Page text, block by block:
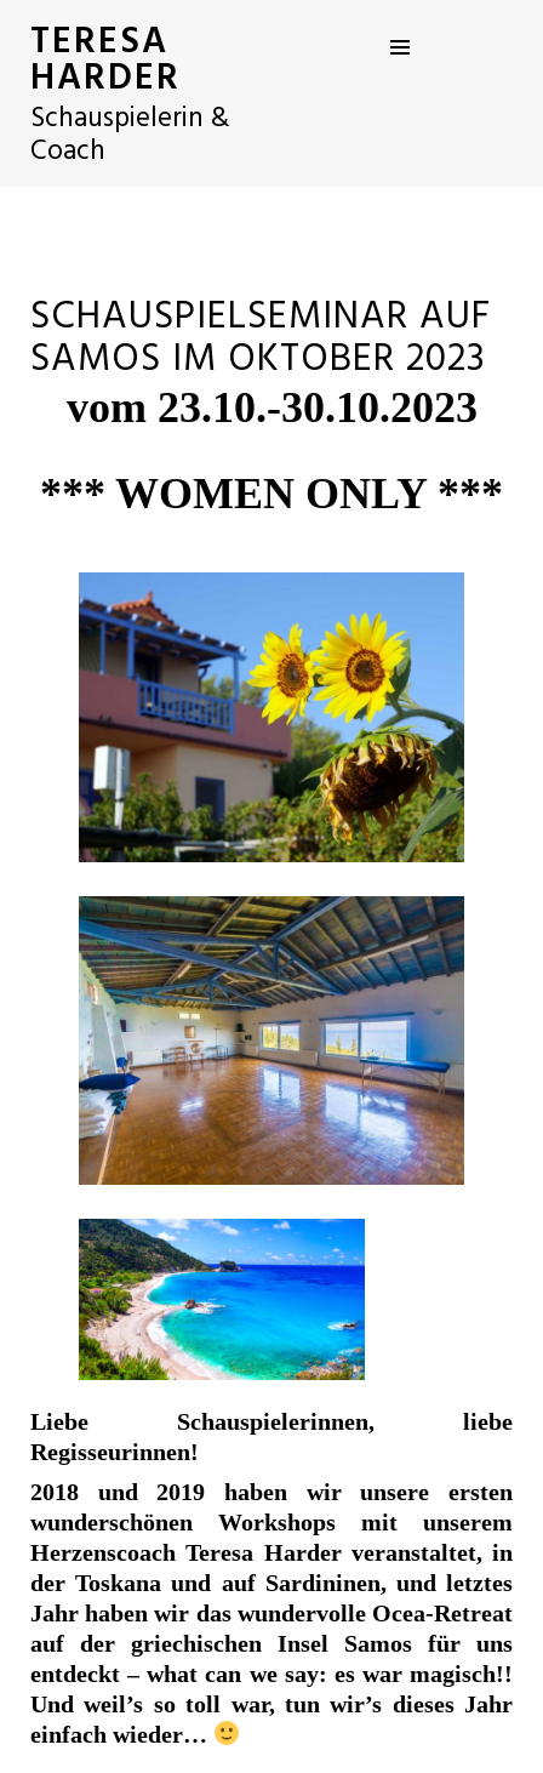
TERESA
HARDER
Schauspielerin &
Coach
SCHAUSPIELSEMINAR AUF
SAMOS IM OKTOBER 2023
vom 23.10.-30.10.2023
*** WOMEN ONLY ***
Liebe Schauspielerinnen, liebe
Regisseurinnen!
2018 und 2019 haben wir unsere ersten
wunderschönen Workshops mit unserem
Herzenscoach Teresa Harder veranstaltet, in
der Toskana und auf Sardininen, und letztes
Jahr haben wir das wundervolle Ocea-Retreat
auf der griechischen Insel Samos für uns
entdeckt – what can we say: es war magisch!!
Und weil’s so toll war, tun wir’s dieses Jahr
einfach wieder…